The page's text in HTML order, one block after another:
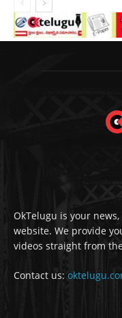
OkTelugu is your
website. We provide
videos straight from
Contact us: